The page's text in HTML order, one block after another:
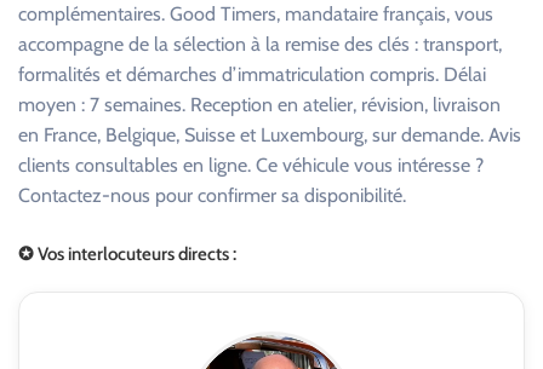
complémentaires. Good Timers, mandataire français, vous
accompagne de la sélection à la remise des clés : transport,
formalités et démarches d’immatriculation compris. Délai
moyen : 7 semaines. Reception en atelier, révision, livraison
en France, Belgique, Suisse et Luxembourg, sur demande. Avis
clients consultables en ligne. Ce véhicule vous intéresse ?
Contactez-nous pour confirmer sa disponibilité.
✪ Vos interlocuteurs directs :